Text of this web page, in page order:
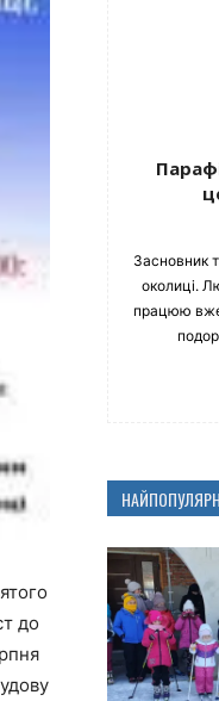
до
Засновник
околиці.
працюю вже